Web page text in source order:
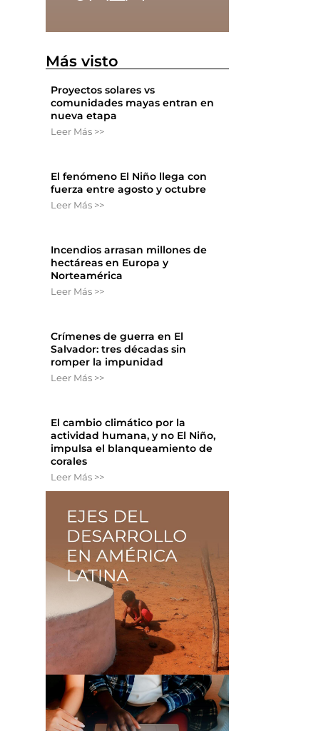
Más visto
Proyectos solares vs
comunidades mayas entran en
nueva etapa
Leer Más >>
El fenómeno El Niño llega con
fuerza entre agosto y octubre
Leer Más >>
Incendios arrasan millones de
hectáreas en Europa y
Norteamérica
Leer Más >>
Crímenes de guerra en El
Salvador: tres décadas sin
romper la impunidad
Leer Más >>
El cambio climático por la
actividad humana, y no El Niño,
impulsa el blanqueamiento de
corales
Leer Más >>